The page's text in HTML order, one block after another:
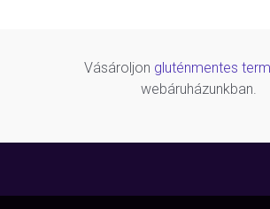
Vásároljon gluténmentes
webáruházunkban.